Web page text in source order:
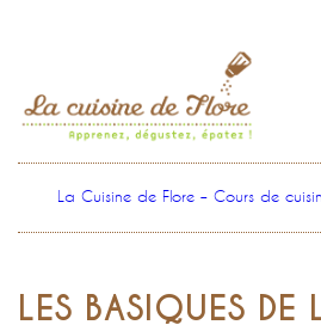
La Cuisine de Flore – Cours de
LES BASIQUES